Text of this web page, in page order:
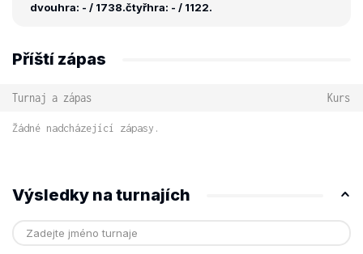
dvouhra: - / 1738.čtyřhra: - / 1122.
Příští zápas
Turnaj a zápas Kurs
Žádné nadcházející zápasy.
Výsledky na turnajích